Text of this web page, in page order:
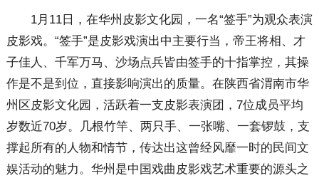
1月11日，在华州皮影文化园，一名“签手”为观众表演
皮影戏。“签手”是皮影戏演出中主要行当，帝王将相、才
子佳人、千军万马、沙场点兵皆由签手的十指掌控，其操
作是不是到位，直接影响演出的质量。在陕西省渭南市华
州区皮影文化园，活跃着一支皮影表演团，7位成员平均
岁数近70岁。几根竹竿、两只手、一张嘴、一套锣鼓，支
撑起所有的人物和情节，传达出这曾经风靡一时的民间文
娱活动的魅力。华州是中国戏曲皮影戏艺术重要的源头之